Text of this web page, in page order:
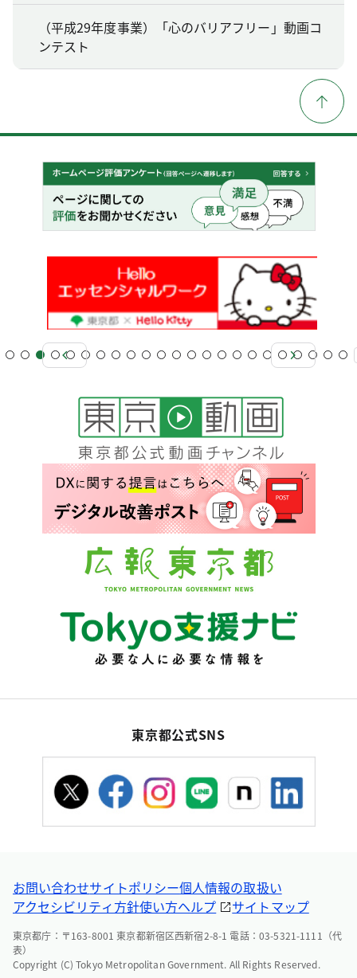
（平成29年度事業）「心のバリアフリー」動画コ
ンテスト
東京都公式SNS
お問い合わせサイトポリシー個人情報の取扱い
アクセシビリティ方針使い方ヘルプ サイトマップ
東京都庁：〒163-8001 東京都新宿区西新宿2-8-1 電話：03-5321-1111（代
表）
Copyright (C) Tokyo Metropolitan Government. All Rights Reserved.